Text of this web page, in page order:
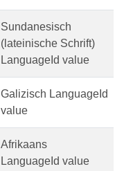
Sundanesisch
(lateinische Schrift)
LanguageId value
Galizisch LanguageId
value
Afrikaans
LanguageId value